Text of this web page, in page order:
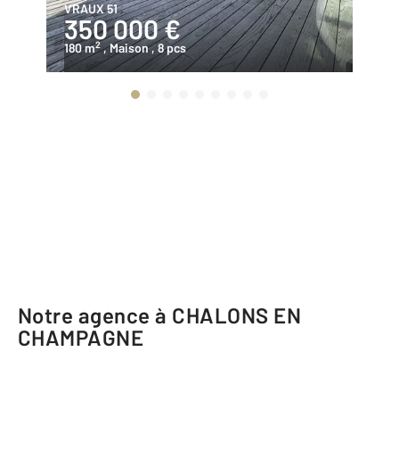
VRAUX 51
350 000 €
180 m2 , Maison, 8 pcs
Notre agence à CHALONS EN
CHAMPAGNE